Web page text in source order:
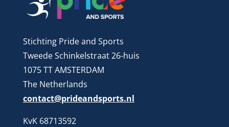
Stichting Pride and Sports
Tweede Schinkelstraat 26-huis
1075 TT AMSTERDAM
The Netherlands
contact@prideandsports.nl
KvK 68713592